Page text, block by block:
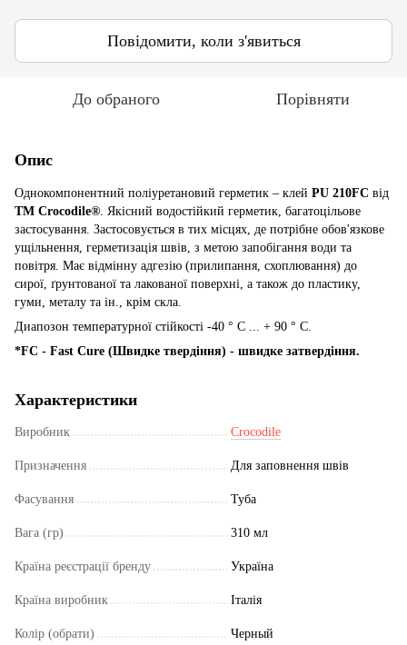
Повідомити, коли з'явиться
До обраного Порівняти
Опис
Однокомпонентний поліуретановий герметик – клей PU 210FC від
ТМ Crocodile® . Якісний водостійкий герметик, багатоцільове
застосування. Застосовується в тих місцях, де потрібне обов'язкове
ущільнення, герметизація швів, з метою запобігання води та
повітря. Має відмінну адгезію (прилипання, схоплювання) до
сирої, ґрунтованої та лакованої поверхні, а також до пластику,
гуми, металу та ін., крім скла.
Диапозон температурної стійкості -40 ° C ... + 90 ° C.
*FC - Fast Cure (Швидке твердіння) - швидке затвердіння.
Характеристики
Виробник Crocodile
Призначення Для заповнення швів
Фасування Туба
Вага (гр) 310 мл
Країна реєстрації бренду Україна
Країна виробник Італія
Колір (обрати) Черный